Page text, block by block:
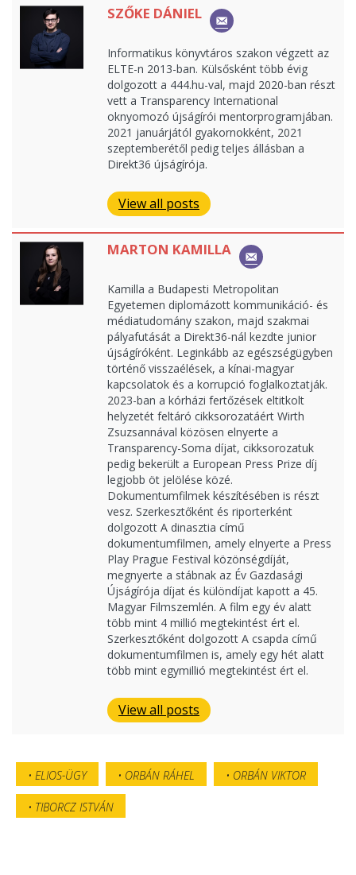
SZŐKE DÁNIEL
Informatikus könyvtáros szakon végzett az
ELTE-n 2013-ban. Külsősként több évig
dolgozott a 444.hu-val, majd 2020-ban részt
vett a Transparency International
oknyomozó újságírói mentorprogramjában.
2021 januárjától gyakornokként, 2021
szeptemberétől pedig teljes állásban a
Direkt36 újságírója.
View all posts
MARTON KAMILLA
Kamilla a Budapesti Metropolitan
Egyetemen diplomázott kommunikáció- és
médiatudomány szakon, majd szakmai
pályafutását a Direkt36-nál kezdte junior
újságíróként. Leginkább az egészségügyben
történő visszaélések, a kínai-magyar
kapcsolatok és a korrupció foglalkoztatják.
2023-ban a kórházi fertőzések eltitkolt
helyzetét feltáró cikksorozatáért Wirth
Zsuzsannával közösen elnyerte a
Transparency-Soma díjat, cikksorozatuk
pedig bekerült a European Press Prize díj
legjobb öt jelölése közé.
Dokumentumfilmek készítésében is részt
vesz. Szerkesztőként és riporterként
dolgozott A dinasztia című
dokumentumfilmen, amely elnyerte a Press
Play Prague Festival közönségdíját,
megnyerte a stábnak az Év Gazdasági
Újságírója díjat és különdíjat kapott a 45.
Magyar Filmszemlén. A film egy év alatt
több mint 4 millió megtekintést ért el.
Szerkesztőként dolgozott A csapda című
dokumentumfilmen is, amely egy hét alatt
több mint egymillió megtekintést ért el.
View all posts
ELIOS-ÜGY ORBÁN RÁHEL ORBÁN VIKTOR
TIBORCZ ISTVÁN